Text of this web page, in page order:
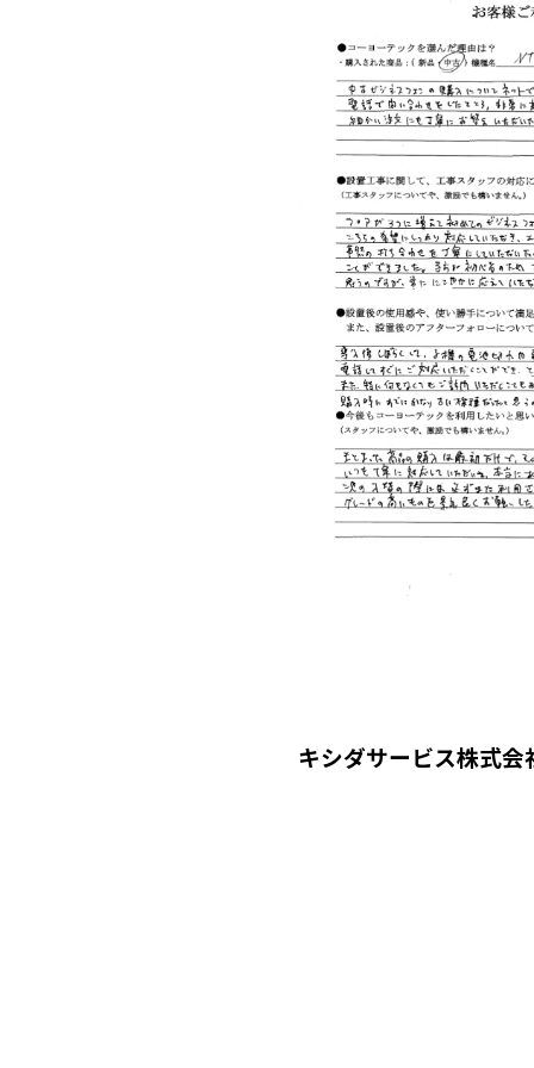
キシダサービス株式会